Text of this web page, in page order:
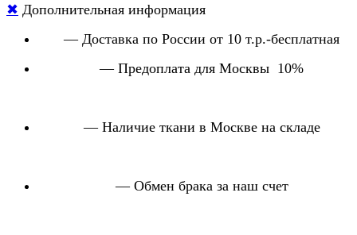
✖ Дополнительная информация
— Доставка по России от 10 т.р.-бесплатная
— Предоплата для Москвы 10%
— Наличие ткани в Москве на складе
— Обмен брака за наш счет